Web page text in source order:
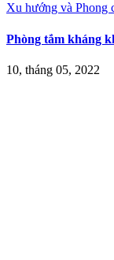
Xu hướng và Phong
Phòng tắm kháng
10, tháng 05, 2022